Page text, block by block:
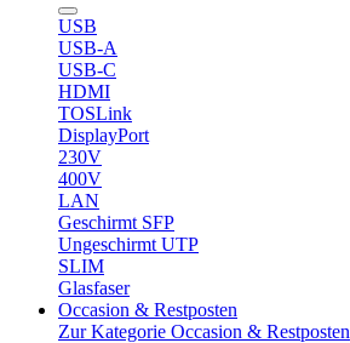
USB
USB-A
USB-C
HDMI
TOSLink
DisplayPort
230V
400V
LAN
Geschirmt SFP
Ungeschirmt UTP
SLIM
Glasfaser
Occasion & Restposten
Zur Kategorie Occasion & Restposten